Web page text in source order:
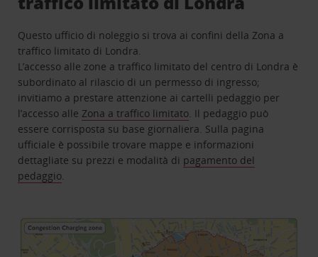
Questo ufficio di noleggio si trova ai confini della Zona a
traffico limitato di Londra.
L’accesso alle zone a traffico limitato del centro di Londra è
subordinato al rilascio di un permesso di ingresso;
invitiamo a prestare attenzione ai cartelli pedaggio per
l’accesso alle Zona a traffico limitato . Il pedaggio può
essere corrisposta su base giornaliera. Sulla pagina
ufficiale è possibile trovare mappe e informazioni
dettagliate su prezzi e modalità di pagamento del
pedaggio